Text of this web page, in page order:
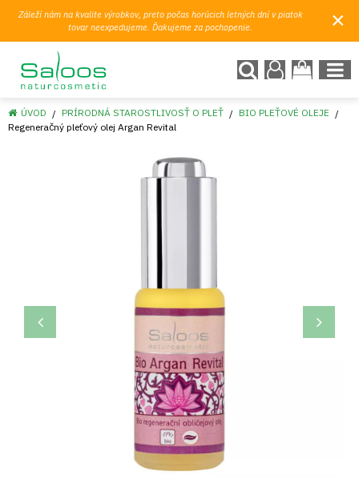
Záleží nám na kvalite výrobkov, preto počas horúcich letných dní v piatok
tovar neexpedujeme. Ďakujeme za pochopenie.
×
ÚVOD PRÍRODNÁ STAROSTLIVOSŤ O PLEŤ
BIO PLEŤOVÉ OLEJE
Regeneračný pleťový olej Argan Revital